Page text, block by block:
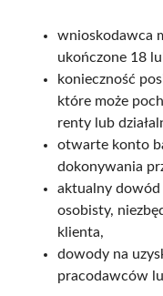
wnioskodawca
ukończone 18
konieczność
które może
renty lub
otwarte konto
dokonywania
aktualny dowód
osobisty,
klienta,
dowody na
pracodawców